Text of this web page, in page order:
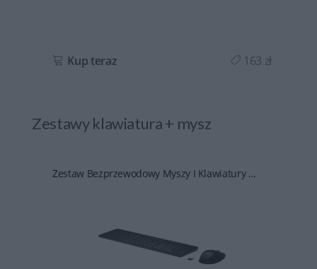
Kup teraz 163 zł
Zestawy klawiatura + mysz
Zestaw Bezprzewodowy Myszy I Klawiatury ...